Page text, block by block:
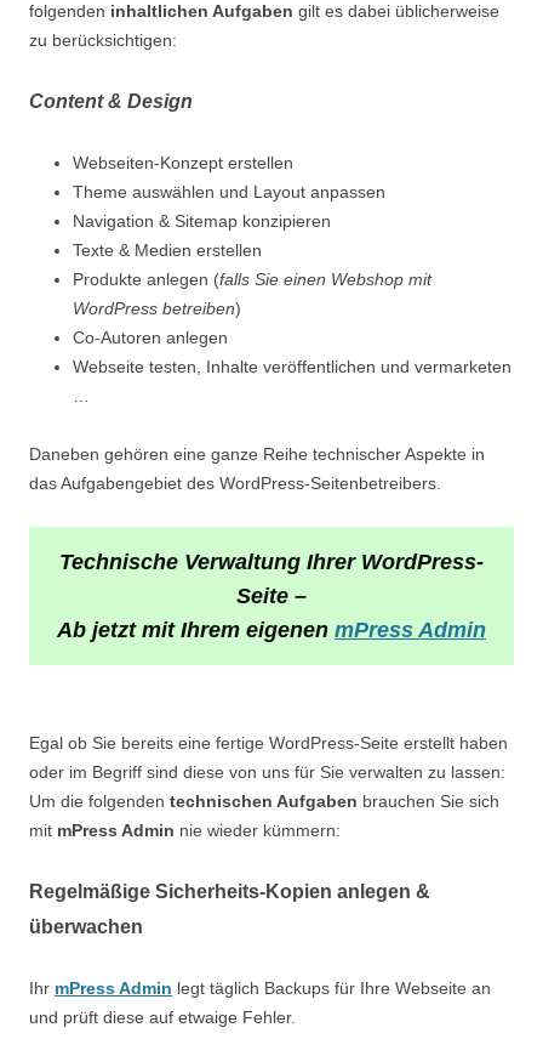
folgenden inhaltlichen Aufgaben gilt es dabei üblicherweise
zu berücksichtigen:
Content & Design
Webseiten-Konzept erstellen
Theme auswählen und Layout anpassen
Navigation & Sitemap konzipieren
Texte & Medien erstellen
Produkte anlegen (falls Sie einen Webshop mit
WordPress betreiben)
Co-Autoren anlegen
Webseite testen, Inhalte veröffentlichen und vermarketen
Daneben gehören eine ganze Reihe technischer Aspekte in
das Aufgabengebiet des WordPress-Seitenbetreibers.
Technische Verwaltung Ihrer WordPress-
Seite –
Ab jetzt mit Ihrem eigenen mPress Admin
Egal ob Sie bereits eine fertige WordPress-Seite erstellt haben
oder im Begriff sind diese von uns für Sie verwalten zu lassen:
Um die folgenden technischen Aufgaben brauchen Sie sich
mit mPress Admin nie wieder kümmern:
Regelmäßige Sicherheits-Kopien anlegen &
überwachen
Ihr mPress Admin legt täglich Backups für Ihre Webseite an
und prüft diese auf etwaige Fehler.